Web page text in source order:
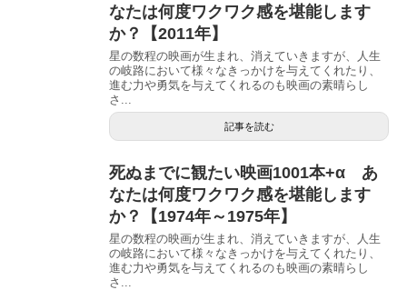
なたは何度ワクワク感を堪能します
か？【2011年】
星の数程の映画が生まれ、消えていきますが、人生
の岐路において様々なきっかけを与えてくれたり、
進む力や勇気を与えてくれるのも映画の素晴らし
さ...
記事を読む
死ぬまでに観たい映画1001本+α あ
なたは何度ワクワク感を堪能します
か？【1974年～1975年】
星の数程の映画が生まれ、消えていきますが、人生
の岐路において様々なきっかけを与えてくれたり、
進む力や勇気を与えてくれるのも映画の素晴らし
さ...